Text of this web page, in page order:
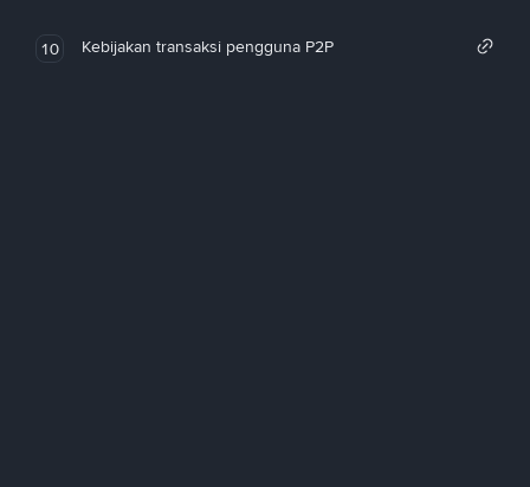
10 Kebijakan transaksi pengguna P2P